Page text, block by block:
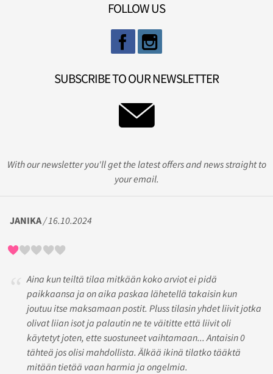
FOLLOW US
SUBSCRIBE TO OUR NEWSLETTER
With our newsletter you'll get the latest offers and news straight to
your email.
JANIKA/ 16.10.2024
Aina kun teiltä tilaa mitkään koko arviot ei pidä
paikkaansa ja on aika paskaa lähetellä takaisin kun
joutuu itse maksamaan postit. Pluss tilasin yhdet liivit jotka
olivat liian isot ja palautin ne te väititte että liivit oli
käytetyt joten, ette suostuneet vaihtamaan... Antaisin 0
tähteä jos olisi mahdollista. Älkää ikinä tilatko tääktä
mitään tietää vaan harmia ja ongelmia.